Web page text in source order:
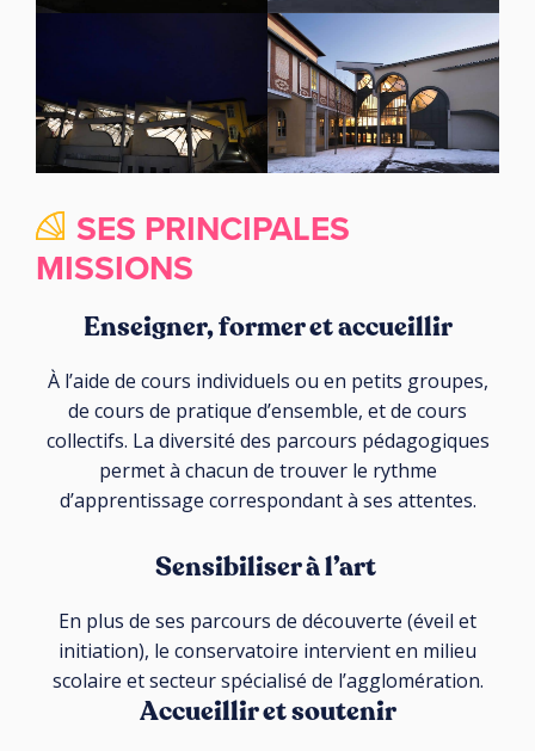
SES PRINCIPALES
MISSIONS
Enseigner, former et accueillir
À l’aide de cours individuels ou en petits groupes,
de cours de pratique d’ensemble, et de cours
collectifs. La diversité des parcours pédagogiques
permet à chacun de trouver le rythme
d’apprentissage correspondant à ses attentes.
Sensibiliser à l’art
En plus de ses parcours de découverte (éveil et
initiation), le conservatoire intervient en milieu
scolaire et secteur spécialisé de l’agglomération.
Accueillir et soutenir